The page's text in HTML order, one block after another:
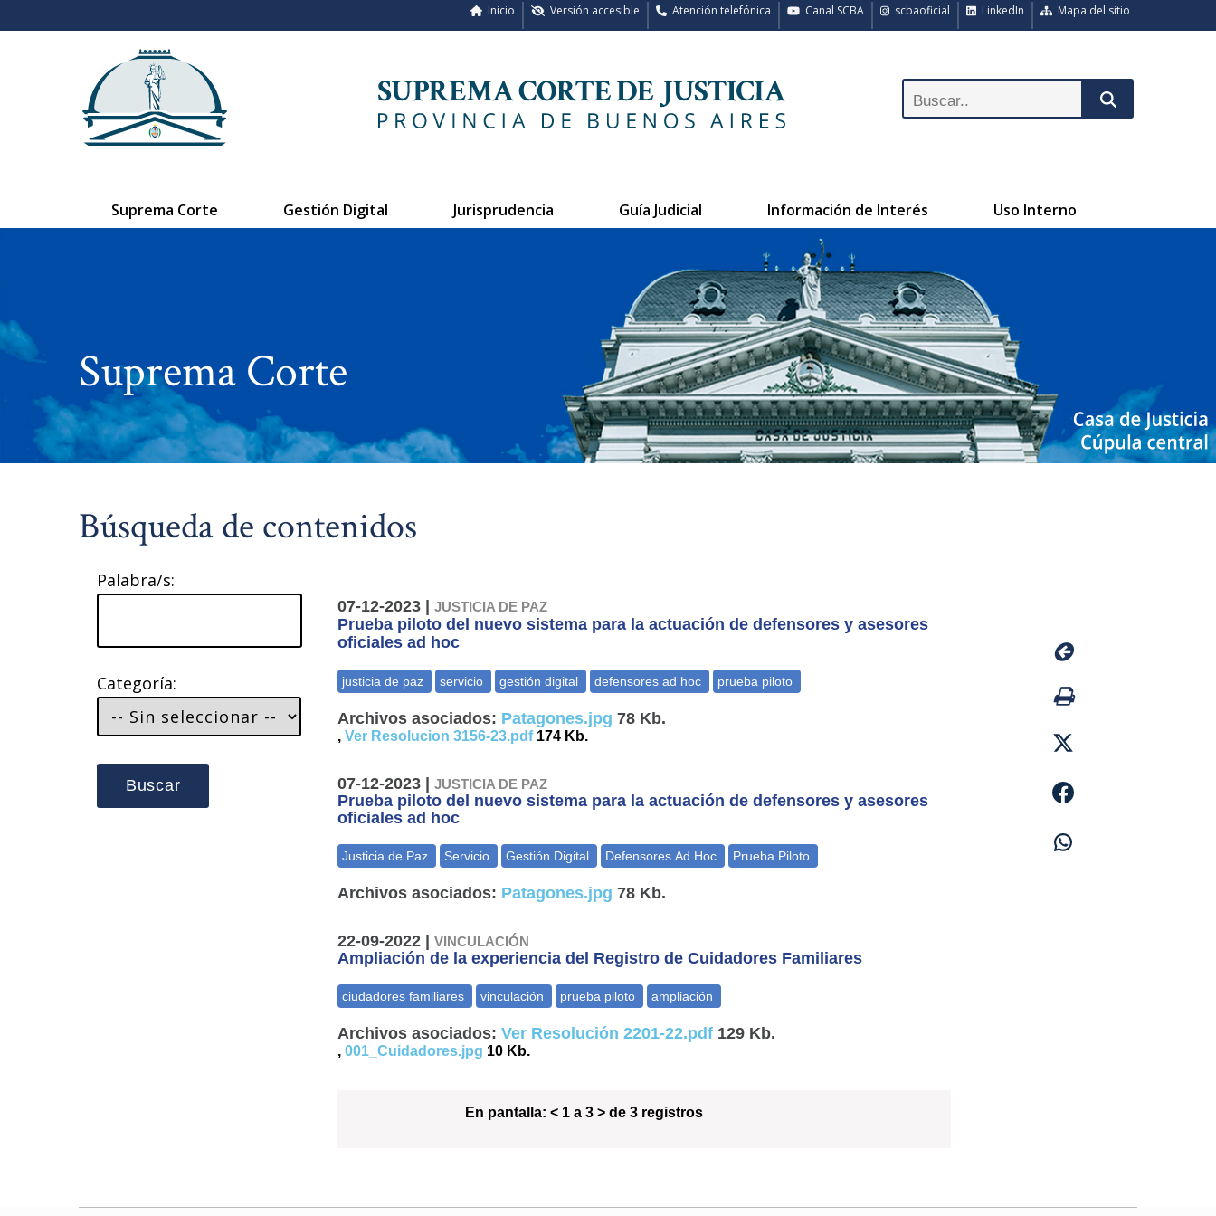
Mapa del sitio
LinkedIn
scbaoficial
Canal SCBA
Atención telefónica
Versión accesible
Inicio
Suprema Corte Gestión Digital Jurisprudencia Guía Judicial Información de Interés Uso Interno
Suprema Corte
Búsqueda de contenidos
Palabra/s:
Categoría:
Buscar
07-12-2023 | JUSTICIA DE PAZ
Prueba piloto del nuevo sistema para la actuación de defensores y asesores
oficiales ad hoc
Archivos asociados: Patagones.jpg 78 Kb.
, Ver Resolucion 3156-23.pdf174 Kb.
07-12-2023 | JUSTICIA DE PAZ
Prueba piloto del nuevo sistema para la actuación de defensores y asesores
oficiales ad hoc
Archivos asociados: Patagones.jpg 78 Kb.
22-09-2022 | VINCULACIÓN
Ampliación de la experiencia del Registro de Cuidadores Familiares
Archivos asociados: Ver Resolución 2201-22.pdf 129 Kb.
, 001_Cuidadores.jpg 10 Kb.
En pantalla: < 1 a 3 > de 3 registros